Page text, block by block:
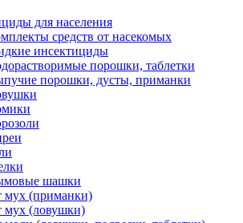
для населения
средств от насекомых
инсектициды
порошки, таблетки
порошки, дусты, приманки
шашки
мух (приманки)
мух (ловушки)